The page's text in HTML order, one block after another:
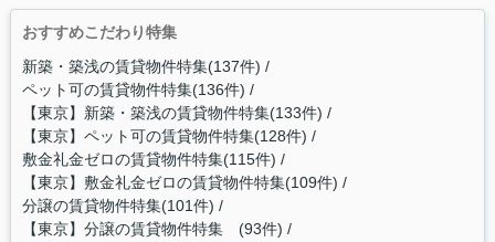
おすすめこだわり特集
新築・築浅の賃貸物件特集(137件)
ペット可の賃貸物件特集(136件)
【東京】新築・築浅の賃貸物件特集(133件)
【東京】ペット可の賃貸物件特集(128件)
敷金礼金ゼロの賃貸物件特集(115件)
【東京】敷金礼金ゼロの賃貸物件特集(109件)
分譲の賃貸物件特集(101件)
【東京】分譲の賃貸物件特集 (93件)